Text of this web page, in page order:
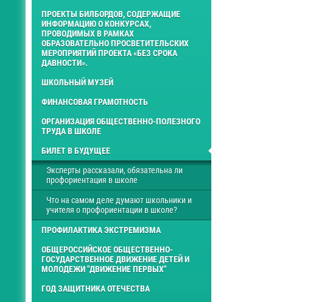
ПРОЕКТЫ БИЛБОРДОВ, СОДЕРЖАЩИЕ
ИНФОРМАЦИЮ О КОНКУРСАХ,
ПРОВОДИМЫХ В РАМКАХ
ОБРАЗОВАТЕЛЬНО ПРОСВЕТИТЕЛЬСКИХ
МЕРОПРИЯТИЙ ПРОЕКТА «БЕЗ СРОКА
ДАВНОСТИ».
ШКОЛЬНЫЙ МУЗЕЙ
ФИНАНСОВАЯ ГРАМОТНОСТЬ
ОРГАНИЗАЦИЯ ОБЩЕСТВЕННО-ПОЛЕЗНОГО
ТРУДА В ШКОЛЕ
БИЛЕТ В БУДУЩЕЕ
Эксперты рассказали, обязательна ли
профориентация в школе
Что на самом деле думают школьники и
учителя о профориентации в школе?
ПРОФИЛАКТИКА ЭКСТРЕМИЗМА
ОБЩЕРОССИЙСКОЕ ОБЩЕСТВЕННО-
ГОСУДАРСТВЕННОЕ ДВИЖЕНИЕ ДЕТЕЙ И
МОЛОДЕЖИ "ДВИЖЕНИЕ ПЕРВЫХ"
ГОД ЗАЩИТНИКА ОТЕЧЕСТВА